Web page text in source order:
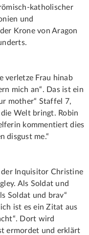
katholischer
und
Krone von Aragon
verletze Frau hinab
mich an“. Das ist ein
mother“ Staffel 7,
Welt bringt. Robin
kommentiert dies
disgust me.“
der Inquisitor Christine
Als Soldat und
Soldat und brav“
ist es ein Zitat aus
Dort wird
ermordet und erklärt